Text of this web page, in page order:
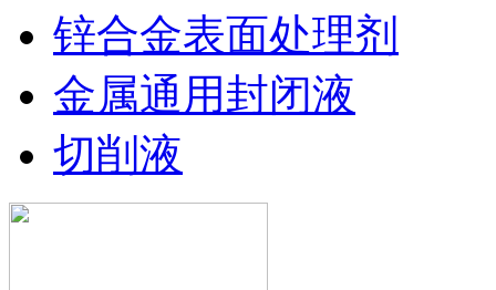
锌合金表面处理剂
金属通用封闭液
切削液